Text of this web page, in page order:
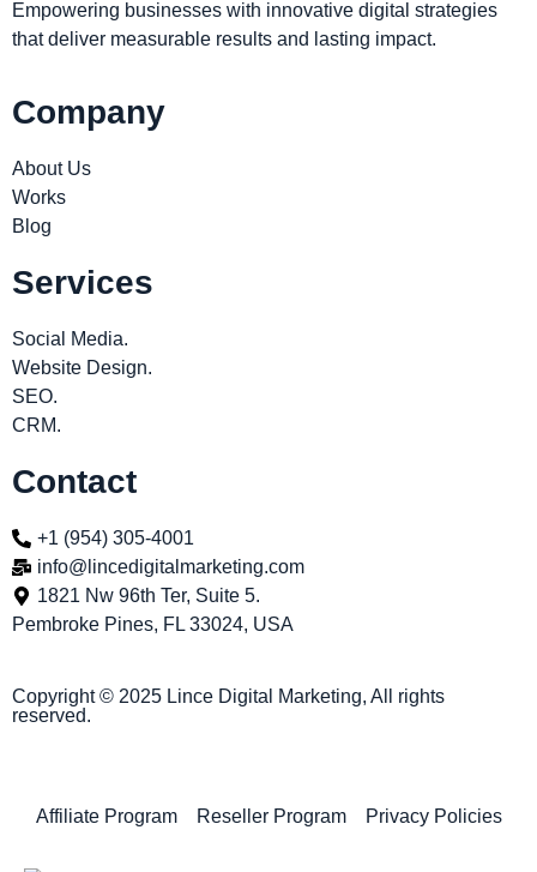
Empowering businesses with innovative digital strategies
that deliver measurable results and lasting impact.
Company
About Us
Works
Blog
Services
Social Media.
Website Design.
SEO.
CRM.
Contact
+1 (954) 305-4001
info@lincedigitalmarketing.com
1821 Nw 96th Ter, Suite 5.
Pembroke Pines, FL 33024, USA
Copyright © 2025 Lince Digital Marketing, All rights
reserved.
Affiliate Program Reseller Program Privacy Policies